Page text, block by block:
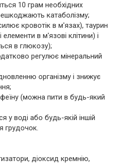
10 грам необхідних
катаболізму;
кровотік в м'язах), таурин
в м'язові клітини) і
в глюкозу);
регулює мінеральний
організму і знижує
(можна пити в будь-який
у воді або будь-якій іншій
грудочок.
діоксид кремнію,